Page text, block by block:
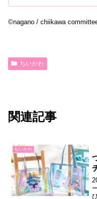
©nagano / chiikawa
ちいかわ
関連記事
ちいかわ